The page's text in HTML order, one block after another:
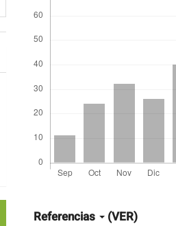
artículo
Referencias (VER)